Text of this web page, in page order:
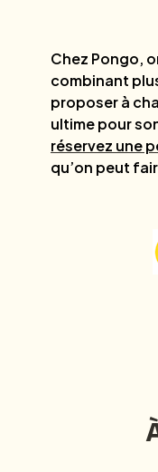
Chez Pongo,
combinant
proposer à
ultime pour
réservez une
qu’on peut